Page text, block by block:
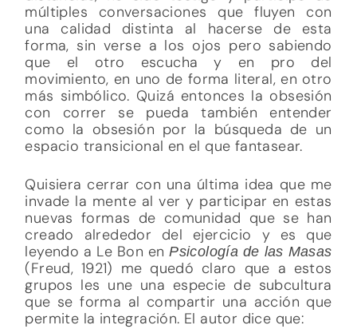
múltiples conversaciones que fluyen con
una calidad distinta al hacerse de esta
forma, sin verse a los ojos pero sabiendo
que el otro escucha y en pro del
movimiento, en uno de forma literal, en otro
más simbólico. Quizá entonces la obsesión
con correr se pueda también entender
como la obsesión por la búsqueda de un
espacio transicional en el que fantasear.
Quisiera cerrar con una última idea que me
invade la mente al ver y participar en estas
nuevas formas de comunidad que se han
creado alrededor del ejercicio y es que
leyendo a Le Bon enPsicología de las Masas
(Freud, 1921) me quedó claro que a estos
grupos les une una especie de subcultura
que se forma al compartir una acción que
permite la integración. El autor dice que: